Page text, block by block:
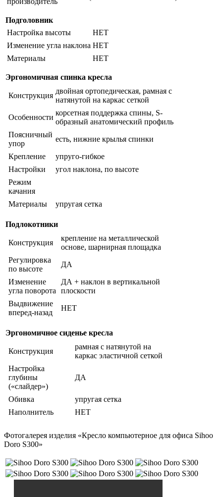
Подголовник
Настройка высоты
НЕТ
Изменение угла наклона НЕТ
Материалы
НЕТ
Эргономичная спинка кресла
Конструкция
двойная ортопедическая, рамная с
натянутой на каркас сеткой
Особенности
корсетная поддержка спины, S-
образный анатомический профиль
Поясничный
упор
есть, нижние крылья спинки
Крепление
упруго-гибкое
Настройки
угол наклона, по высоте
Режим
качания
Материалы
упругая сетка
Подлокотники
Конструкция
крепление на металлической
основе, шарнирная площадка
Регулировка
по высоте
ДА
Изменение
угла поворота
ДА + наклон в вертикальной
плоскости
Выдвижение
вперед-назад
НЕТ
Эргономичное сиденье кресла
Конструкция
рамная с натянутой на
каркас эластичной сеткой
Настройка
глубины
(«слайдер»)
ДА
Обивка
упругая сетка
Наполнитель
НЕТ
Фотогалерея изделия «Кресло компьютерное для офиса Sihoo
Doro S300»